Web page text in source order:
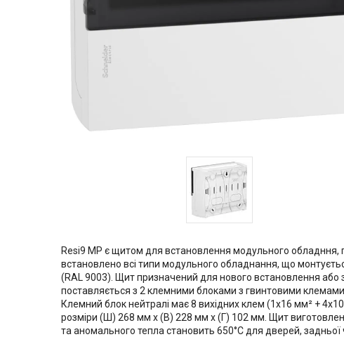
Resi9 MP є щитом для встановлення модульного
встановлено всі типи модульного обладнання, що
(RAL 9003). Щит призначений для нового встановлення
поставляється з 2 клемними блоками з гвинтовими
Клемний блок нейтралі має 8 вихідних клем (1x16 мм² +
розміри (Ш) 268 мм x (В) 228 мм x (Г) 102 мм. Щит
та аномального тепла становить 650°C для дверей, задньої